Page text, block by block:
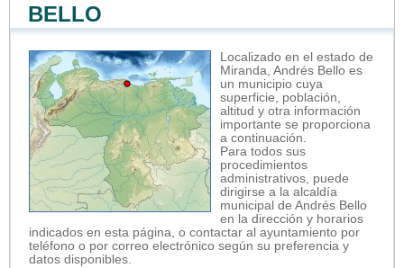
BELLO
Localizado en el estado de
Miranda, Andrés Bello es
un municipio cuya
superficie, población,
altitud y otra información
importante se proporciona
a continuación.
Para todos sus
procedimientos
administrativos, puede
dirigirse a la alcaldía
municipal de Andrés Bello
en la dirección y horarios
indicados en esta página, o contactar al ayuntamiento por
teléfono o por correo electrónico según su preferencia y
datos disponibles.